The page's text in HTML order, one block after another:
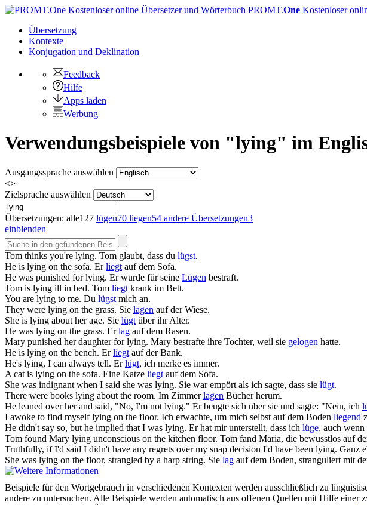
PROMT.One Kostenloser
Übersetzung
Kontexte
Konjugation und Deklination
Feedback
Hilfe
Apps laden
Werbung
Verwendungsbeispiele von "lying" im
Ausgangssprache auswählen
<>
Zielsprache auswählen
Übersetzungen: alle127 lügen70 liegen54 andere Übersetzungen3
einblenden
Tom thinks you're lying. Tom glaubt, dass du lügst.
He is lying on the sofa. Erliegt auf dem Sofa.
He was punished forlying. Er wurde für seine Lügen bestraft.
Tom is lying ill in bed. Tom liegt krank im Bett.
You are lying to me. Du lügst mich an.
They were lying on the grass. Sie lagen auf der Wiese.
She is lying about her age. Sie lügt über ihr Alter.
He was lying on the grass. Erlag auf dem Rasen.
Mary punished her daughter forlying. Mary bestrafte ihre Tochter, weil sie gelogen hatte.
He is lying on the bench. Erliegt auf der Bank.
He's lying, I can always tell. Erlügt, ich merke es immer.
A cat is lying on the sofa. Eine Katze liegt auf dem Sofa.
She was indignant when I said she was lying. Sie war empört als ich sagte, dass sie lügt.
There were books lying about the room. Im Zimmerlagen Bücher herum.
He leaned over her and said, "No, I'm not lying." Er beugte sich über sie und sagte: "Nein, ich
I awoke to find myselflying on the floor. Ich erwachte, um mich selbst auf dem Boden liegend
He didn't say so, but he implied that I was lying. Er hat mir unterstellt, dass ich lüge, auch wenn
Tom found Mary lying unconscious on the kitchen floor. Tom fand Maria, die bewusstlos auf
Truthfully, if I'd said I didn't have any regrets over my snap decision I'd have been lying. Ganz
She was lying on the floor, strangled by a harp string. Sie lag auf dem Boden, stranguliert mit
Beispiele für den Wortgebrauch in verschiedenen Kontexten werden ausschließlich zu
andere zu untersuchen. Alle Beispiele werden automatisch aus offenen Quellen mit Hilfe einer